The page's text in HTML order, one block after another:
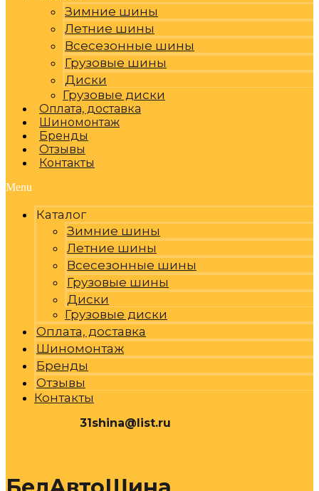
Зимние шины
Летние шины
Всесезонные шины
Грузовые шины
Диски
Грузовые диски
Оплата, доставка
Шиномонтаж
Бренды
Отзывы
Контакты
Menu
Каталог
Зимние шины
Летние шины
Всесезонные шины
Грузовые шины
Диски
Грузовые диски
Оплата, доставка
Шиномонтаж
Бренды
Отзывы
Контакты
31shina@list.ru